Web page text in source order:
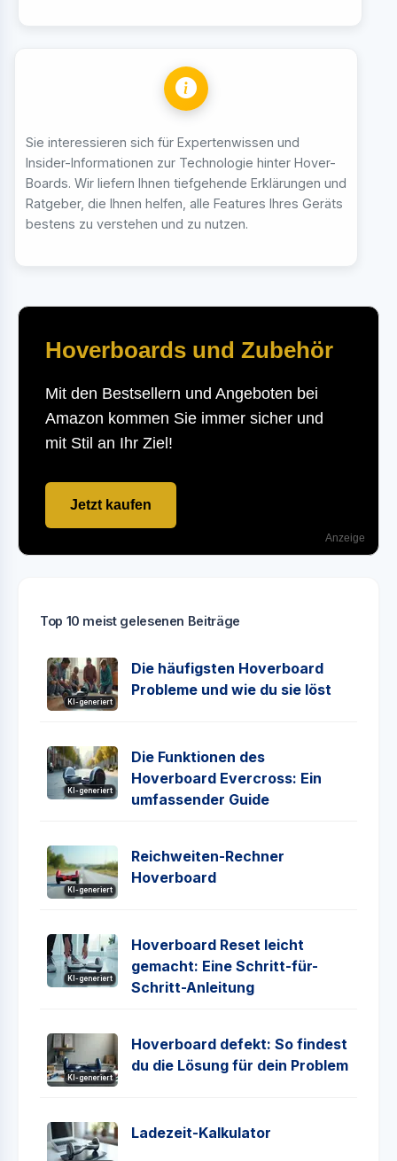
Sie interessieren sich für Expertenwissen und
Insider-Informationen zur Technologie hinter Hover-
Boards. Wir liefern Ihnen tiefgehende Erklärungen und
Ratgeber, die Ihnen helfen, alle Features Ihres Geräts
bestens zu verstehen und zu nutzen.
Hoverboards und Zubehör
Mit den Bestsellern und Angeboten bei
Amazon kommen Sie immer sicher und
mit Stil an Ihr Ziel!
Jetzt kaufen
Anzeige
Top 10 meist gelesenen Beiträge
KI-generiert
Die häufigsten Hoverboard
Probleme und wie du sie löst
KI-generiert
Die Funktionen des
Hoverboard Evercross: Ein
umfassender Guide
KI-generiert
Reichweiten-Rechner
Hoverboard
KI-generiert
Hoverboard Reset leicht
gemacht: Eine Schritt-für-
Schritt-Anleitung
KI-generiert
Hoverboard defekt: So findest
du die Lösung für dein Problem
Ladezeit-Kalkulator